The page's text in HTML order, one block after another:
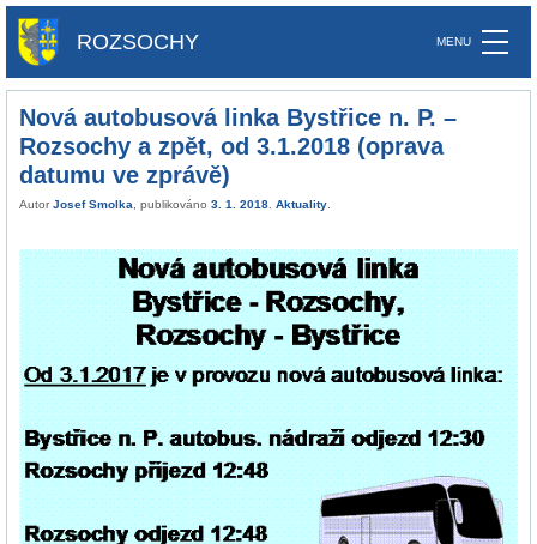
ROZSOCHY
Nová autobusová linka Bystřice n. P. –
Rozsochy a zpět, od 3.1.2018 (oprava
datumu ve zprávě)
Autor Josef Smolka , publikováno 3. 1. 2018 Aktuality